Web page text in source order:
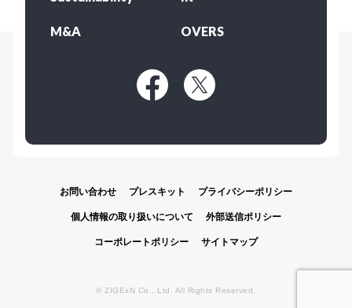
M&A OVERS
お問い合わせ プレスキット プライバシーポリシー
個人情報の取り扱いについて 外部送信ポリシー
コーポレートポリシー サイトマップ
© ZIGExN Co., Ltd. All Rights Reserved.